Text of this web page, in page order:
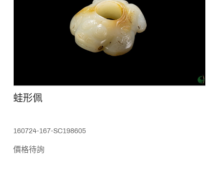
蛙形佩
160724-167-SC198605
價格待詢